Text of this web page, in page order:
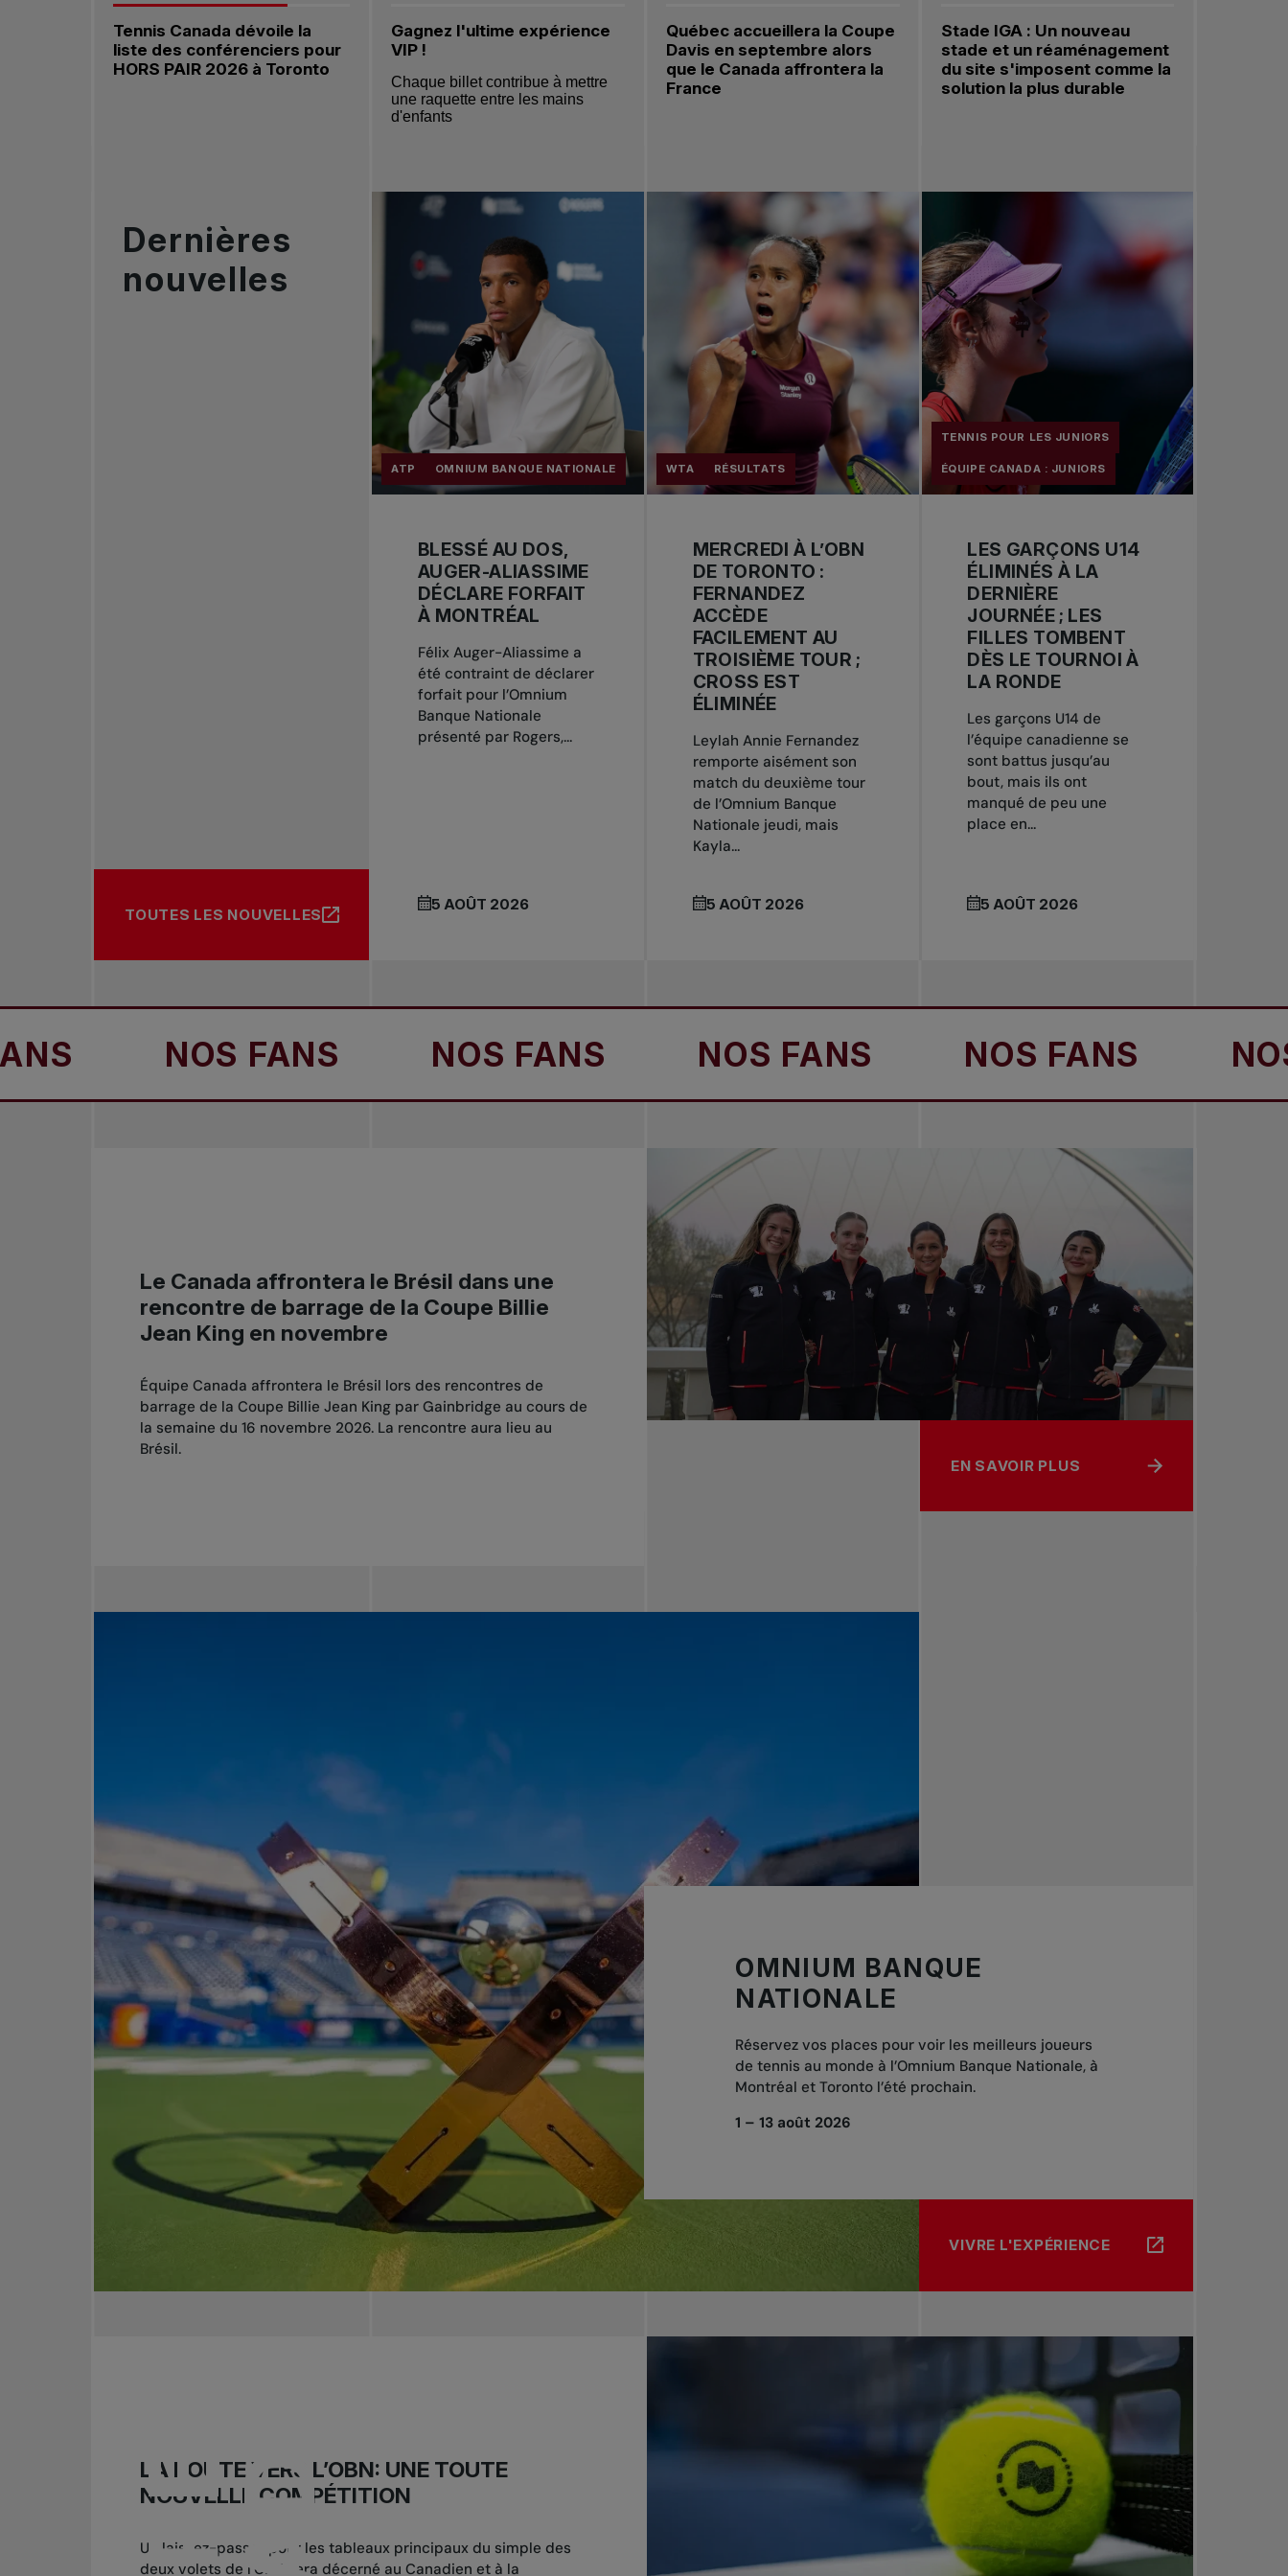
Aller à la diapositive 1 de 4
Tennis Canada dévoile la
liste des conférenciers pour
HORS PAIR 2026 à Toronto
Aller à la diapositive 2 de 4
Gagnez l'ultime expérience
VIP !
Chaque billet contribue à mettre
une raquette entre les mains
d'enfants
Aller à la diapositive 3 de 4
Québec accueillera la Coupe
Davis en septembre alors
que le Canada affrontera la
France
Aller à la diapositive 4 de 4
Stade IGA : Un nouveau
stade et un réaménagement
du site s'imposent comme la
solution la plus durable
Dernières
nouvelles
TOUTES LES NOUVELLES
ATP OMNIUM BANQUE NATIONALE
BLESSÉ AU DOS,
AUGER-ALIASSIME
DÉCLARE FORFAIT
À MONTRÉAL
Félix Auger-Aliassime a
été contraint de déclarer
forfait pour l’Omnium
Banque Nationale
présenté par Rogers,...
5 AOÛT 2026
WTA RÉSULTATS
MERCREDI À L’OBN
DE TORONTO :
FERNANDEZ
ACCÈDE
FACILEMENT AU
TROISIÈME TOUR ;
CROSS EST
ÉLIMINÉE
Leylah Annie Fernandez
remporte aisément son
match du deuxième tour
de l’Omnium Banque
Nationale jeudi, mais
Kayla...
5 AOÛT 2026
TENNIS POUR LES JUNIORS
ÉQUIPE CANADA : JUNIORS
LES GARÇONS U14
ÉLIMINÉS À LA
DERNIÈRE
JOURNÉE ; LES
FILLES TOMBENT
DÈS LE TOURNOI À
LA RONDE
Les garçons U14 de
l’équipe canadienne se
sont battus jusqu’au
bout, mais ils ont
manqué de peu une
place en...
5 AOÛT 2026
NOS FANS NOS FANS NOS FANS NOS FANS NOS FANS
Le Canada affrontera le Brésil dans une
rencontre de barrage de la Coupe Billie
Jean King en novembre
Équipe Canada affrontera le Brésil lors des rencontres de
barrage de la Coupe Billie Jean King par Gainbridge au cours de
la semaine du 16 novembre 2026. La rencontre aura lieu au
Brésil.
EN SAVOIR PLUS
OMNIUM BANQUE
NATIONALE
Réservez vos places pour voir les meilleurs joueurs
de tennis au monde à l’Omnium Banque Nationale, à
Montréal et Toronto l’été prochain.
1 – 13 août 2026
VIVRE L'EXPÉRIENCE
À PROPOS DE OMNIUM BANQUE
LA ROUTE VERS L’OBN: UNE TOUTE
NOUVELLE COMPÉTITION
Un laissez-passer pour les tableaux principaux du simple des
deux volets de l’OBN sera décerné au Canadien et à la